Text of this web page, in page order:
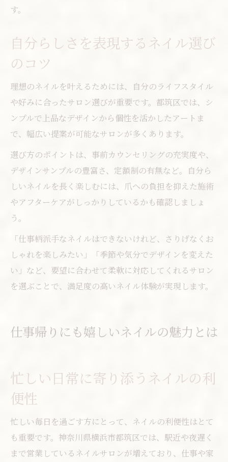
す。
自分らしさを表現するネイル選び
のコツ
理想のネイルを叶えるためには、自分のライフスタイル
や好みに合ったサロン選びが重要です。都筑区では、シ
ンプルで上品なデザインから個性を活かしたアートま
で、幅広い提案が可能なサロンが多くあります。
選び方のポイントは、事前カウンセリングの充実度や、
デザインサンプルの豊富さ、定額制の有無など。自分ら
しいネイルを長く楽しむには、爪への負担を抑えた施術
やアフターケアがしっかりしているかも確認しましょ
う。
「仕事柄派手なネイルはできないけれど、さりげなくお
しゃれを楽しみたい」「季節や気分でデザインを変えた
い」など、要望に合わせて柔軟に対応してくれるサロン
を選ぶことで、満足度の高いネイル体験が実現します。
仕事帰りにも嬉しいネイルの魅力とは
忙しい日常に寄り添うネイルの利
便性
忙しい毎日を過ごす方にとって、ネイルの利便性はとて
も重要です。神奈川県横浜市都筑区では、駅近や夜遅く
まで営業しているネイルサロンが増えており、仕事や家